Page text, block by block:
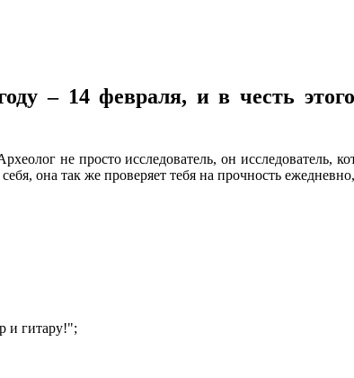
– 14 февраля, и в честь
не просто исследователь, он исследователь,
она так же проверяет тебя на прочность
и гитару!";